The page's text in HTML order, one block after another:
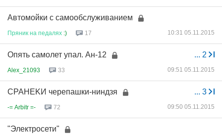
Автомойки с самообслуживанием
Пряник на педалях :) 17 10:31 05.11.2015
... 2
Опять самолет упал. Ан-12
Alex_21093 33 09:51 05.11.2015
... 3
CPAHEKИ черепашки-ниндзя
-= Arbitr =- 72 09:50 05.11.2015
"Электросети"